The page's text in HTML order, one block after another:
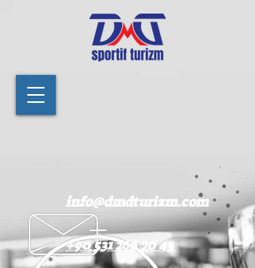
info@dmdturizm.com
+90 531 266 70 43